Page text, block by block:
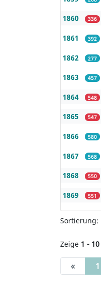
1860 336
1861 392
1862 277
1863 457
1864 548
1865 547
1866 580
1867 568
1868 550
1869 551
Sortierung:
Zeige 1 - 10
« 1